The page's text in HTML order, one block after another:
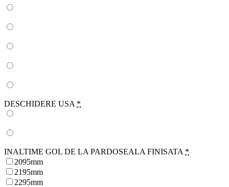
DESCHIDERE USA *
INALTIME GOL DE LA PARDOSEALA FINISATA *
2095mm
2195mm
2295mm